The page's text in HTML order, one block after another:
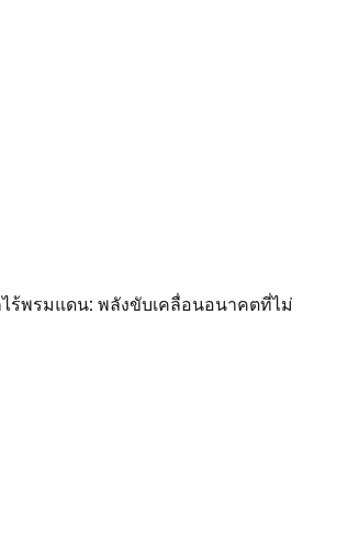
ร้พรมแดน: พลังขับเคลื่อนอนาคตที่ไม่